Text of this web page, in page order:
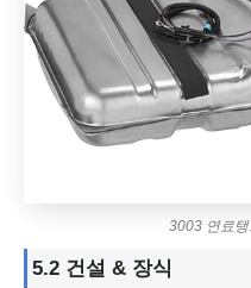
3003 연료
5.2 건설 & 장식